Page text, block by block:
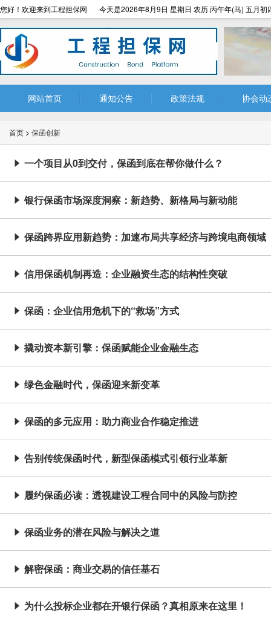
您好！欢迎来到工程担保网 今天是2026年8月9日 星期日 农历 丙午年(马) 五月初
网站首页 通知公告 政策法规 协会动
首页 > 保函创新
 一个项目从0到交付，保函到底在帮你做什么？
 银行保函市场深度洞察：新趋势、新格局与新动能
 保函跨界应用新趋势：加速布局共享经济与跨境电商领域
 信用保函机制再造：企业融资生态的结构性突破
 保函：企业信用危机下的“救场”方式
 撬动资本新引擎：保函赋能企业金融生态
 绿色金融时代，保函迎来新变革
 保函的多元应用：助力商业合作稳定推进
 告别传统保函时代，新型保函模式引领行业革新
 履约保函必读：透视建设工程合同中的风险与防控
 保函业务的潜在风险与解决之道
 解密保函：商业交易的信任基石
 为什么投标企业都在开银行保函？真相原来在这里！